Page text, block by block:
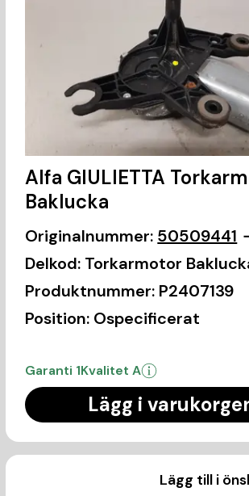
Alfa GIULIETTA
Baklucka
Originalnummer: 50509441
Delkod: Torkarmotor
Produktnummer: P2407139
Position: Ospecificerat
Garanti 1Kvalitet A
Lägg i
Lägg till i